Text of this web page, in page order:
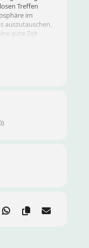
Treffen
im
auszutauschen,
gute Zeit